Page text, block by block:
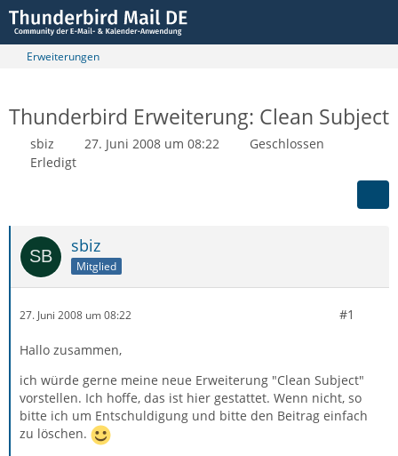
Erweiterungen
Thunderbird Erweiterung: Clean Subject
sbiz 27. Juni 2008 um 08:22
Geschlossen
Erledigt
sbiz
Mitglied
27. Juni 2008 um 08:22 #1
Hallo zusammen,
ich würde gerne meine neue Erweiterung "Clean Subject"
vorstellen. Ich hoffe, das ist hier gestattet. Wenn nicht, so
bitte ich um Entschuldigung und bitte den Beitrag einfach
zu löschen.